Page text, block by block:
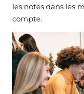
les notes dans les
compte.